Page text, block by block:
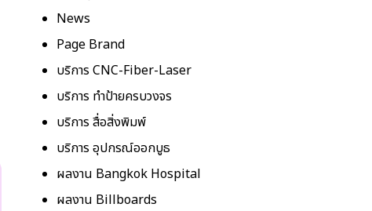
News
Page Brand
บริการ CNC-Fiber-Laser
บริการ ทำป้ายครบวงจร
บริการ สื่อสิ่งพิมพ์
บริการ อุปกรณ์ออกบูธ
ผลงาน Bangkok Hospital
ผลงาน Billboards